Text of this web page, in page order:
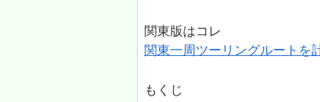
関東版はコレ
関東一周ツーリングルート
もくじ